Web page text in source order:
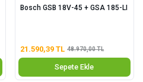
Bosch GSB 18V-45 + GSA 185-LI
21.590,39 TL 48.970,00 TL
Sepete Ekle